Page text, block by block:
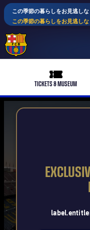
この季節の暮らしをお見逃しな
この季節の暮らしをお見逃しな
ticket-full
TICKETS & MUSEUM
plusicon
label.aria.plus
バルサアカ
スケジュール
バルサAtlètic
plusicon
label.aria.plus